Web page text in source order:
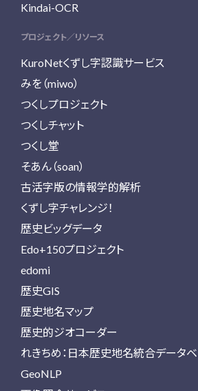
Kindai-OCR
プロジェクト／リソース
KuroNetくずし字認識サービス
みを（miwo）
つくしプロジェクト
つくしチャット
つくし堂
そあん（soan）
古活字版の情報学的解析
くずし字チャレンジ！
歴史ビッグデータ
Edo+150プロジェクト
edomi
歴史GIS
歴史地名マップ
歴史的ジオコーダー
れきちめ：日本歴史地名統合データ
GeoNLP